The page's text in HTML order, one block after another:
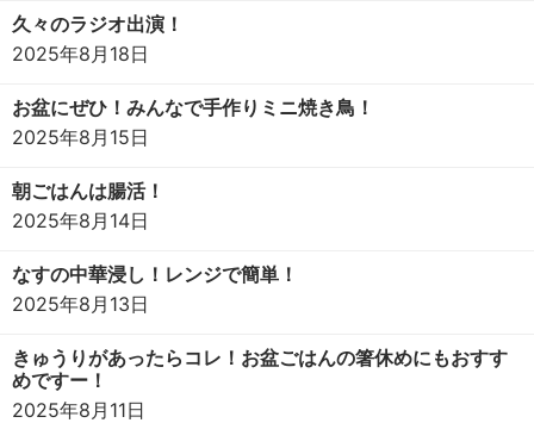
久々のラジオ出演！
2025年8月18日
お盆にぜひ！みんなで手作りミニ焼き鳥！
2025年8月15日
朝ごはんは腸活！
2025年8月14日
なすの中華浸し！レンジで簡単！
2025年8月13日
きゅうりがあったらコレ！お盆ごはんの箸休めにもおすす
めですー！
2025年8月11日